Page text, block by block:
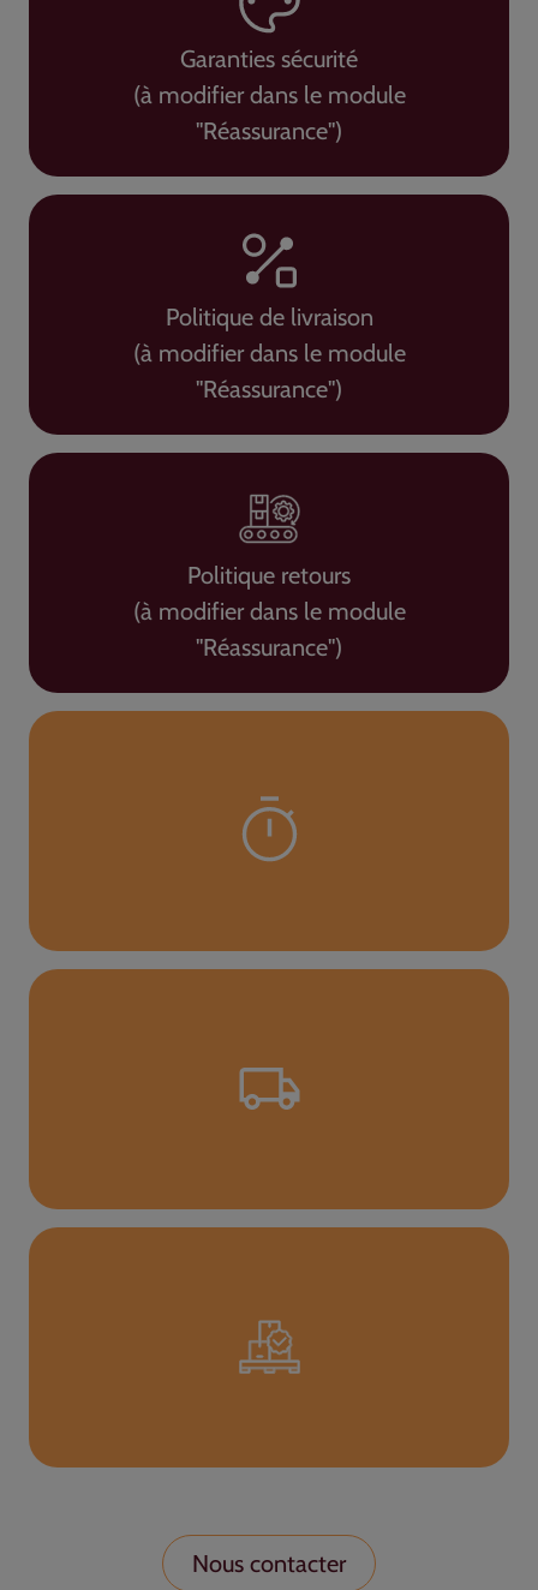
Garanties sécurité
(à modifier dans le module
"Réassurance")
Politique de livraison
(à modifier dans le module
"Réassurance")
Politique retours
(à modifier dans le module
"Réassurance")
Nous contacter